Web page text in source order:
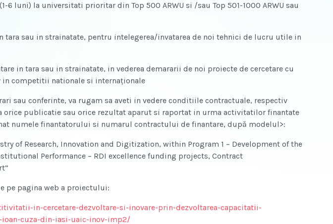
6 luni) la universitati prioritar din Top 500 ARWU si /sau Top 501-1000 ARWU sau
tara sau in strainatate, pentru intelegerea/invatarea de noi tehnici de lucru utile in
in tara sau in strainatate, in vederea demararii de noi proiecte de cercetare cu
competitii nationale si internaționale
sau conferinte, va rugam sa aveti in vedere conditiile contractuale, respectiv
orice publicatie sau orice rezultat aparut si raportat in urma activitatilor finantate
numele finantatorului si numarul contractului de finantare, după modelul>:
of Research, Innovation and Digitization, within Program 1 – Development of the
Performance – RDI excellence funding projects, Contract
pe pagina web a proiectului:
in-cercetare-dezvoltare-si-inovare-prin-dezvoltarea-capacitatii-
cuza-din-iasi-uaic-inov-imp2/